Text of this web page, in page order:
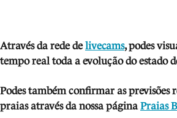
Através da rede delivecams, podes
tempo real toda a evolução do estado
Podes também confirmar as previsões
praias através da nossa páginaPraias